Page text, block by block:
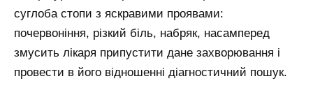
суглоба стопи з яскравими проявами:
почервоніння, різкий біль, набряк, насамперед
змусить лікаря припустити дане захворювання і
провести в його відношенні діагностичний пошук.